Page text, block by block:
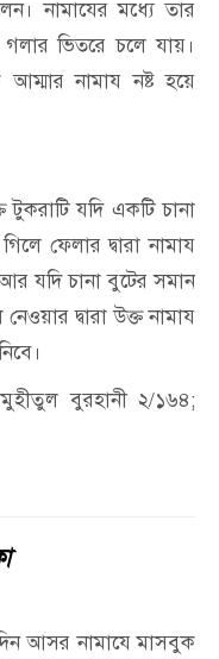
নামাযের মধ্যে তার
ভিতরে চলে যায়।
নামায নষ্ট হয়ে
টুকরাটি যদি একটি চানা
ফেলার দ্বারা নামায
যদি চানা বুটের সমান
দ্বারা উক্ত নামায
বুরহানী ২/১৬৪;
আসর নামাযে মাসবুক